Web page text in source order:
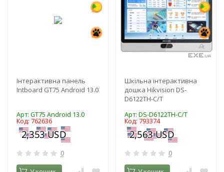
Інтерактивна панель
Intboard GT75 Android 13.0
Арт: GT75 Android 13.0
Код: 762636
0
Шкільна інтерактивна
дошка Hikvision DS-
D6122TH-C/T
Арт: DS-D6122TH-C/T
Код: 793374
0